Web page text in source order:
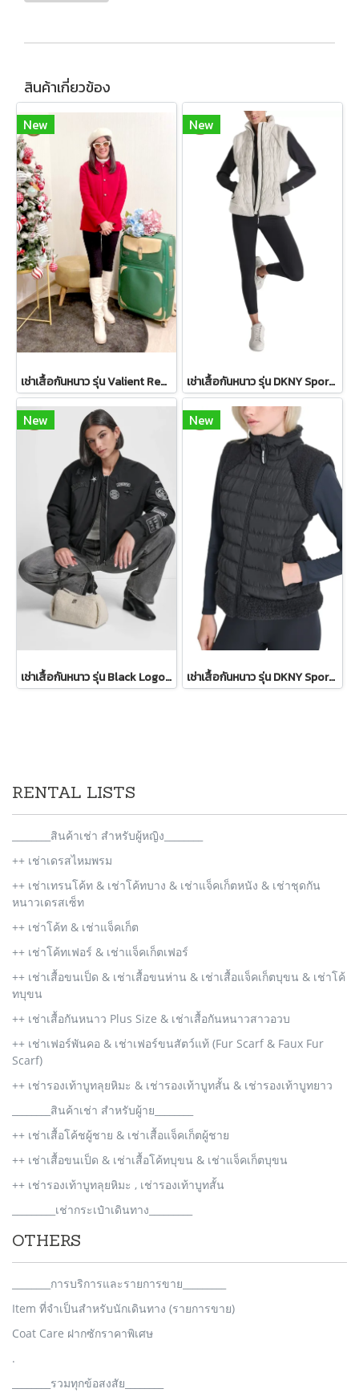
สินค้าเกี่ยวข้อง
New
เช่าเสื้อกันหนาว รุ่น Valient Red PeaCoat 2110GCL1689FARE1
New
เช่าเสื้อกันหนาว รุ่น DKNY Sport Sherpa-Trim Puffer Vest - Ivory WINTERCLOTHFA0151
New
เช่าเสื้อกันหนาว รุ่น Black Logo Patch Bomber Jacket WINTERCLOTHFA0298
New
เช่าเสื้อกันหนาว รุ่น DKNY Sport Sherpa-Trim Puffer Vest WINTERCLOTHFA0297
RENTAL LISTS
________สินค้าเช่า สำหรับผู้หญิง________
++ เช่าเดรสไหมพรม
++ เช่าเทรนโค้ท & เช่าโค้ทบาง & เช่าแจ็คเก็ตหนัง & เช่าชุดกัน
หนาวเดรสเซ็ท
++ เช่าโค้ท & เช่าแจ็คเก็ต
++ เช่าโค้ทเฟอร์ & เช่าแจ็คเก็ตเฟอร์
++ เช่าเสื้อขนเป็ด & เช่าเสื้อขนห่าน & เช่าเสื้อแจ็คเก็ตบุขน & เช่าโค้
ทบุขน
++ เช่าเสื้อกันหนาว Plus Size & เช่าเสื้อกันหนาวสาวอวบ
++ เช่าเฟอร์พันคอ & เช่าเฟอร์ขนสัตว์แท้ (Fur Scarf & Faux Fur
Scarf)
++ เช่ารองเท้าบูทลุยหิมะ & เช่ารองเท้าบูทสั้น & เช่ารองเท้าบูทยาว
________สินค้าเช่า สำหรับผู้าย________
++ เช่าเสื้อโค้ชผู้ชาย & เช่าเสื้อแจ็คเก็ตผู้ชาย
++ เช่าเสื้อขนเป็ด & เช่าเสื้อโค้ทบุขน & เช่าแจ็คเก็ตบุขน
++ เช่ารองเท้าบูทลุยหิมะ , เช่ารองเท้าบูทสั้น
_________เช่ากระเป๋าเดินทาง_________
OTHERS
________การบริการและรายการขาย_________
Item ที่จำเป็นสำหรับนักเดินทาง (รายการขาย)
Coat Care ฝากซักราคาพิเศษ
.
________รวมทุกข้อสงสัย________